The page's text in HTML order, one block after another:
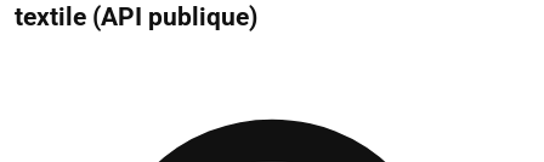
textile (API publique)